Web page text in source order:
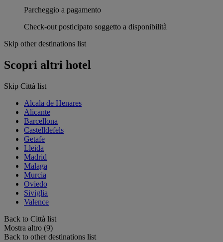
Parcheggio a pagamento
Check-out posticipato soggetto a disponibilità
Skip other destinations list
Scopri altri hotel
Skip Città list
Alcala de Henares
Alicante
Barcellona
Castelldefels
Getafe
Lleida
Madrid
Malaga
Murcia
Oviedo
Siviglia
Valence
Back to Città list
Mostra altro (9)
Back to other destinations list